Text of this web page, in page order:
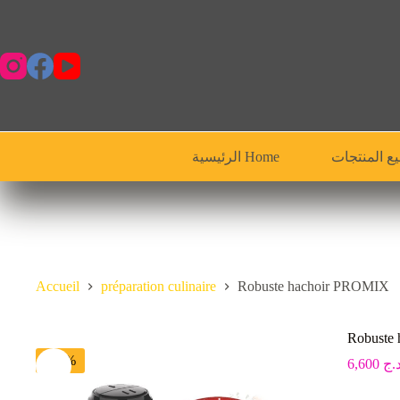
الرئيسية Home
Accueil préparation culinaire Robuste hachoir PROMIX
-21%
Robuste
6,600